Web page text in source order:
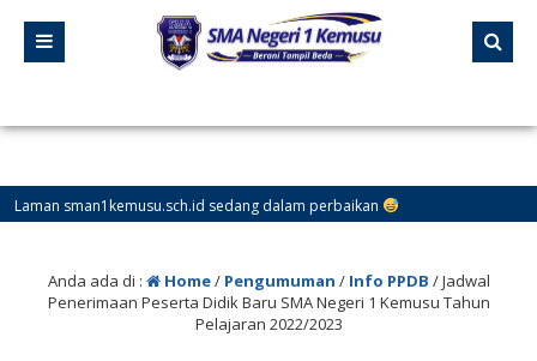
sman1kemusu.sch.id sedang dalam perbaikan
Anda ada di : Home/ Pengumuman / Info PPDB /Jadwal
Penerimaan Peserta Didik Baru SMA Negeri 1 Kemusu Tahun
Pelajaran 2022/2023